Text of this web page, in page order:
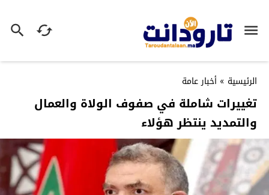
الرئيسية » أخبار عامة
تغييرات شاملة في صفوف الولاة والعمال
والتمديد ينتظر هؤلاء